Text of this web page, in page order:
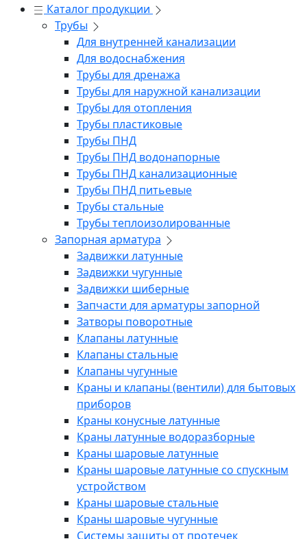
Каталог продукции
Трубы
Для внутренней канализации
Для водоснабжения
Трубы для дренажа
Трубы для наружной канализации
Трубы для отопления
Трубы пластиковые
Трубы ПНД
Трубы ПНД водонапорные
Трубы ПНД канализационные
Трубы ПНД питьевые
Трубы стальные
Трубы теплоизолированные
Запорная арматура
Задвижки латунные
Задвижки чугунные
Задвижки шиберные
Запчасти для арматуры запорной
Затворы поворотные
Клапаны латунные
Клапаны стальные
Клапаны чугунные
Краны и клапаны (вентили) для бытовых
приборов
Краны конусные латунные
Краны латунные водоразборные
Краны шаровые латунные
Краны шаровые латунные со спускным
устройством
Краны шаровые стальные
Краны шаровые чугунные
Системы защиты от протечек